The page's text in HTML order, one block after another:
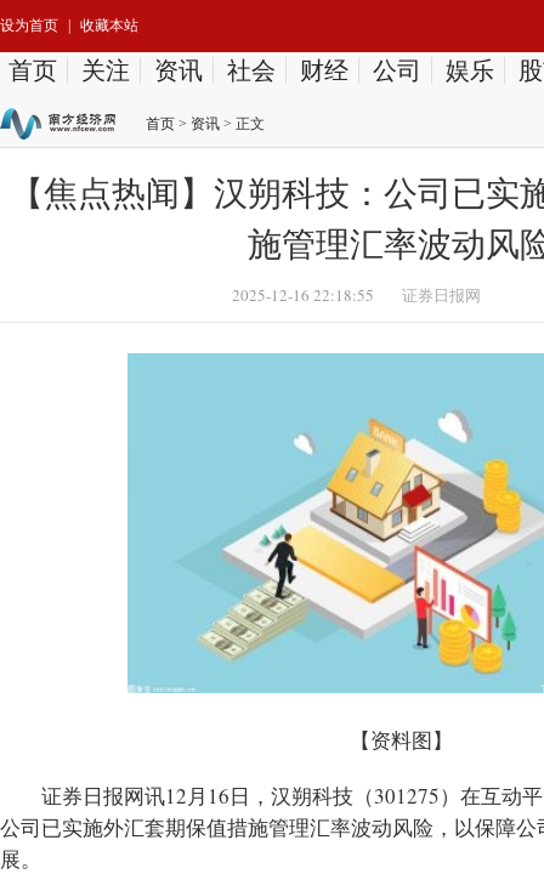
设为首页 收藏本站
首页 关注 资讯 社会 财经 公司 娱乐
首页 > 资讯 > 正文
【焦点热闻】汉朔科技：公司已实
施管理汇率波动风
2025-12-16 22:18:55 证券日报网
【资料图】
证券日报网讯12月16日，汉朔科技（301275）在互动
公司已实施外汇套期保值措施管理汇率波动风险，以保障
展。